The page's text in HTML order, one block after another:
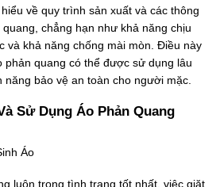
về quy trình sản xuất và các thông
chẳng hạn như khả năng chịu
và khả năng chống mài mòn. Điều này
phản quang có thể được sử dụng lâu
bảo vệ an toàn cho người mặc.
Sử Dụng Áo Phản Quang
Áo
luôn trong tình trạng tốt nhất, việc giặt